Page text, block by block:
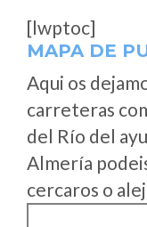
[lwptoc]
MAPA DE
Aqui os
carreteras
del Río del
Almería
cercaros o